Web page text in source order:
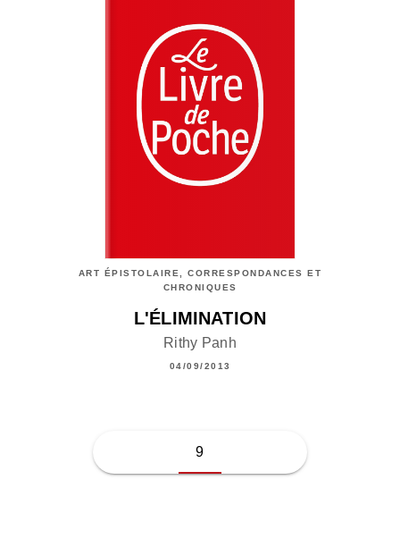
ART ÉPISTOLAIRE, CORRESPONDANCES ET
CHRONIQUES
L'ÉLIMINATION
Rithy Panh
04/09/2013
9